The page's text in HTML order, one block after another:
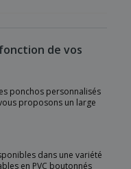
de vos
ponchos personnalisés
proposons un large
dans une variété
en PVC boutonnés